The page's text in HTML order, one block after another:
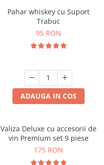
Pahar whiskey cu Suport
Trabuc
95 RON
ADAUGA IN COS
Valiza Deluxe cu accesorii de
vin Premium set 9 piese
175 RON